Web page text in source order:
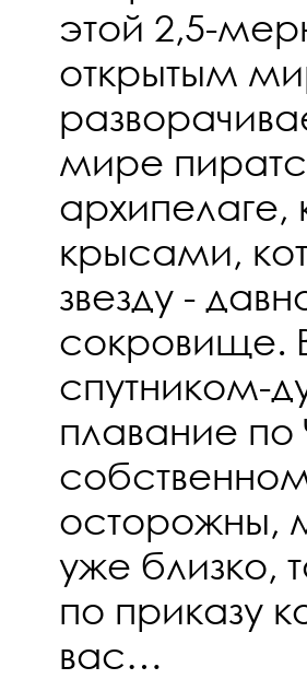
этой 2,5-
открытым
мире
крысами,
звезду -
сокровище.
спутником-
плавание
осторожны,
уже близко,
по приказу
вас…